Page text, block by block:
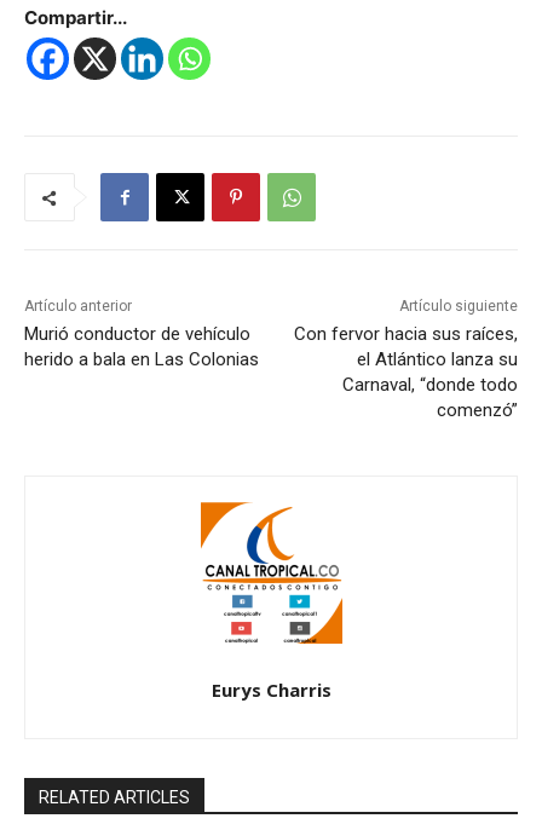
Compartir...
Artículo anterior
Murió conductor de vehículo
herido a bala en Las Colonias
Artículo siguiente
Con fervor hacia sus raíces,
el Atlántico lanza su
Carnaval, “donde todo
comenzó”
Eurys Charris
RELATED ARTICLES